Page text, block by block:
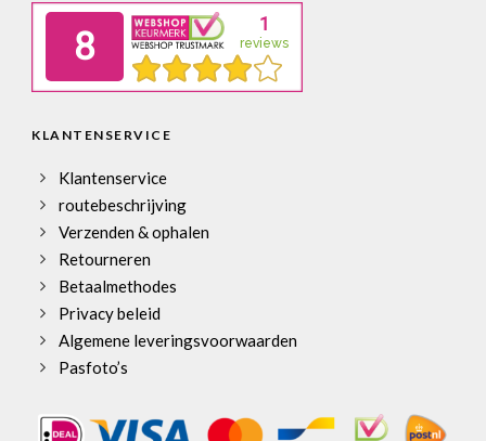
KLANTENSERVICE
Klantenservice
routebeschrijving
Verzenden & ophalen
Retourneren
Betaalmethodes
Privacy beleid
Algemene leveringsvoorwaarden
Pasfoto’s